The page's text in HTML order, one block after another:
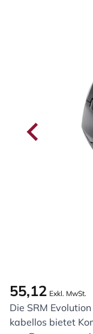
55,12 Exkl. MwSt.
Die SRM
kabellos bietet